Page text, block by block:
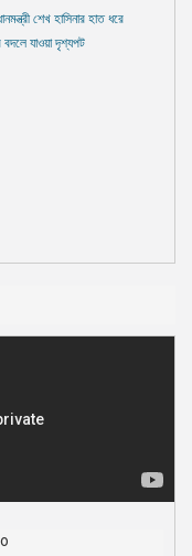
শেখ হাসিনার হাত ধরে
বদলে যাওয়া দৃশ্যপট